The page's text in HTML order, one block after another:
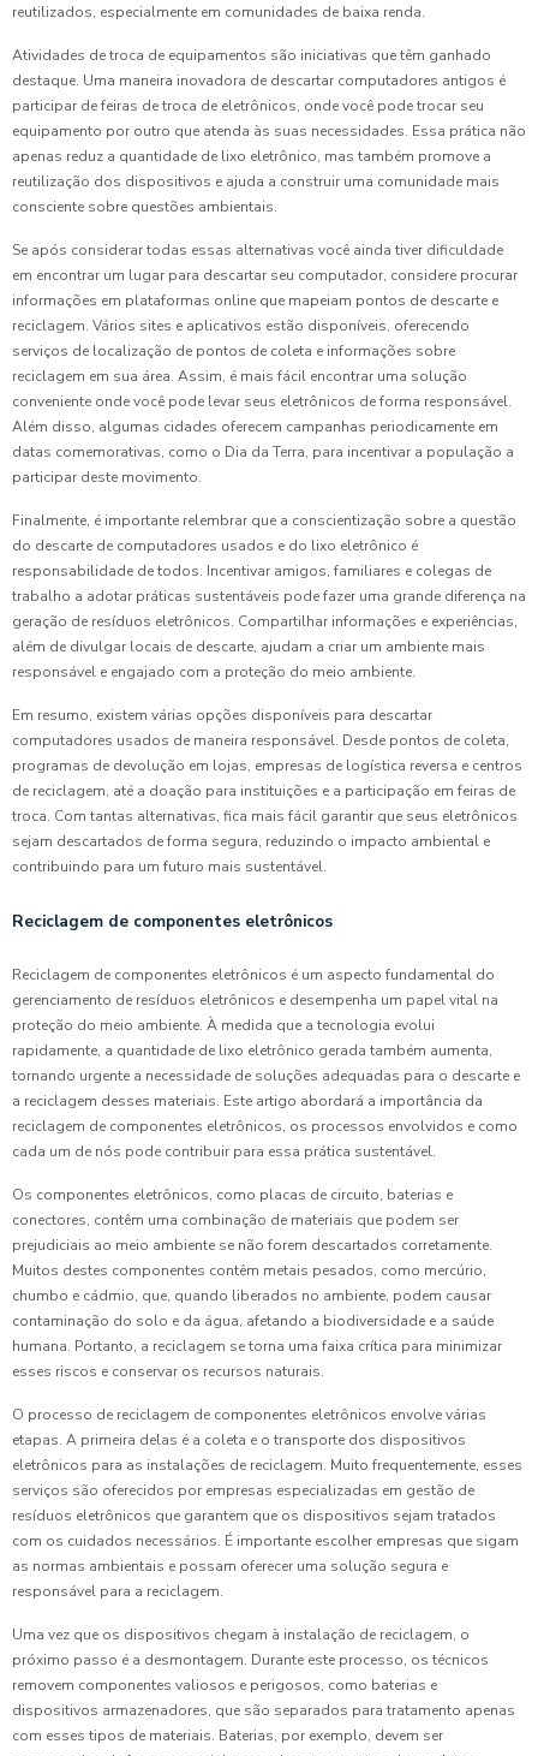
reutilizados, especialmente em comunidades de baixa renda.
Atividades de troca de equipamentos são iniciativas que têm ganhado
destaque. Uma maneira inovadora de descartar computadores antigos é
participar de feiras de troca de eletrônicos, onde você pode trocar seu
equipamento por outro que atenda às suas necessidades. Essa prática não
apenas reduz a quantidade de lixo eletrônico, mas também promove a
reutilização dos dispositivos e ajuda a construir uma comunidade mais
consciente sobre questões ambientais.
Se após considerar todas essas alternativas você ainda tiver dificuldade
em encontrar um lugar para descartar seu computador, considere procurar
informações em plataformas online que mapeiam pontos de descarte e
reciclagem. Vários sites e aplicativos estão disponíveis, oferecendo
serviços de localização de pontos de coleta e informações sobre
reciclagem em sua área. Assim, é mais fácil encontrar uma solução
conveniente onde você pode levar seus eletrônicos de forma responsável.
Além disso, algumas cidades oferecem campanhas periodicamente em
datas comemorativas, como o Dia da Terra, para incentivar a população a
participar deste movimento.
Finalmente, é importante relembrar que a conscientização sobre a questão
do descarte de computadores usados e do lixo eletrônico é
responsabilidade de todos. Incentivar amigos, familiares e colegas de
trabalho a adotar práticas sustentáveis pode fazer uma grande diferença na
geração de resíduos eletrônicos. Compartilhar informações e experiências,
além de divulgar locais de descarte, ajudam a criar um ambiente mais
responsável e engajado com a proteção do meio ambiente.
Em resumo, existem várias opções disponíveis para descartar
computadores usados de maneira responsável. Desde pontos de coleta,
programas de devolução em lojas, empresas de logística reversa e centros
de reciclagem, até a doação para instituições e a participação em feiras de
troca. Com tantas alternativas, fica mais fácil garantir que seus eletrônicos
sejam descartados de forma segura, reduzindo o impacto ambiental e
contribuindo para um futuro mais sustentável.
Reciclagem de componentes eletrônicos
Reciclagem de componentes eletrônicos é um aspecto fundamental do
gerenciamento de resíduos eletrônicos e desempenha um papel vital na
proteção do meio ambiente. À medida que a tecnologia evolui
rapidamente, a quantidade de lixo eletrônico gerada também aumenta,
tornando urgente a necessidade de soluções adequadas para o descarte e
a reciclagem desses materiais. Este artigo abordará a importância da
reciclagem de componentes eletrônicos, os processos envolvidos e como
cada um de nós pode contribuir para essa prática sustentável.
Os componentes eletrônicos, como placas de circuito, baterias e
conectores, contêm uma combinação de materiais que podem ser
prejudiciais ao meio ambiente se não forem descartados corretamente.
Muitos destes componentes contêm metais pesados, como mercúrio,
chumbo e cádmio, que, quando liberados no ambiente, podem causar
contaminação do solo e da água, afetando a biodiversidade e a saúde
humana. Portanto, a reciclagem se torna uma faixa crítica para minimizar
esses riscos e conservar os recursos naturais.
O processo de reciclagem de componentes eletrônicos envolve várias
etapas. A primeira delas é a coleta e o transporte dos dispositivos
eletrônicos para as instalações de reciclagem. Muito frequentemente, esses
serviços são oferecidos por empresas especializadas em gestão de
resíduos eletrônicos que garantem que os dispositivos sejam tratados
com os cuidados necessários. É importante escolher empresas que sigam
as normas ambientais e possam oferecer uma solução segura e
responsável para a reciclagem.
Uma vez que os dispositivos chegam à instalação de reciclagem, o
próximo passo é a desmontagem. Durante este processo, os técnicos
removem componentes valiosos e perigosos, como baterias e
dispositivos armazenadores, que são separados para tratamento apenas
com esses tipos de materiais. Baterias, por exemplo, devem ser